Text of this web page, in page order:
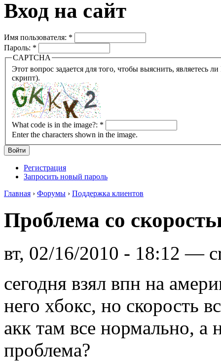
Вход на сайт
Имя пользователя: *
Пароль: *
CAPTCHA
Этот вопрос задается для того, чтобы выяснить, являетесь ли Вы человеком или представляете из себя робота
скрипт).
What code is in the image?: *
Enter the characters shown in the image.
Регистрация
Запросить новый пароль
Главная › Форумы › Поддержка клиентов
Проблема со
вт, 02/16/2010 - 18:12 —
сегодня взял впн на
него хбокс, но скорость
акк там все нормально, а
проблема?